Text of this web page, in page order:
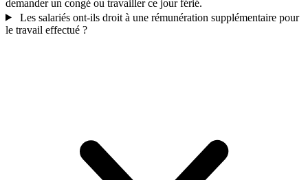
demander un congé ou travailler ce jour férié.
Les salariés ont-ils droit à une rémunération supplémentaire pour
le travail effectué ?